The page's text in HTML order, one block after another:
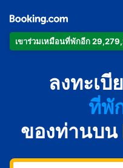
เข้าร่วมเหมือนที่พักอีก
ลงทะเบี
อพา
โ
ที่พั
เก
บี
ของท่านบ